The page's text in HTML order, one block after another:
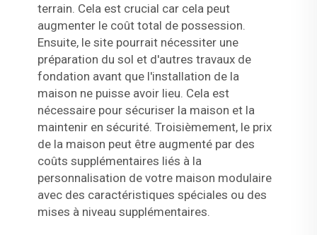
terrain. Cela est crucial car cela peut
augmenter le coût total de possession.
Ensuite, le site pourrait nécessiter une
préparation du sol et d'autres travaux de
fondation avant que l'installation de la
maison ne puisse avoir lieu. Cela est
nécessaire pour sécuriser la maison et la
maintenir en sécurité. Troisièmement, le prix
de la maison peut être augmenté par des
coûts supplémentaires liés à la
personnalisation de votre maison modulaire
avec des caractéristiques spéciales ou des
mises à niveau supplémentaires.